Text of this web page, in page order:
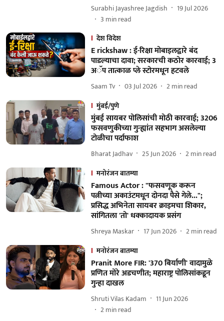
Surabhi Jayashree Jagdish
19 Jul 2026
3 min read
देश विदेश
E rickshaw : ई-रिक्षा मोबाइलद्वारे बंद
पाडल्याचा दावा; सरकारची कठोर कारवाई; 3
अॅप तात्काळ प्ले स्टोरमधून हटवले
Saam Tv 03 Jul 2026 2min read
मुंबई/पुणे
मुंबई सायबर पोलिसांची मोठी कारवाई; 3206
फसवणुकीच्या गुन्ह्यांत सहभाग असलेल्या
टोळीचा पर्दाफाश
Bharat Jadhav 25 Jun 2026 2min read
मनोरंजन बातम्या
Famous Actor : "फसवणूक करून
पत्नीच्या अकाउंटमधून दोनदा पैसे गेले...";
प्रसिद्ध अभिनेता सायबर क्राइमचा शिकार,
सांगितला 'तो' धक्कादायक प्रसंग
Shreya Maskar 17 Jun 2026 2min read
मनोरंजन बातम्या
Pranit More FIR: '370 बिर्याणी' वादामुळे
प्रणित मोरे अडचणीत; महाराष्ट्र पोलिसांकडून
गुन्हा दाखल
Shruti Vilas Kadam
11 Jun 2026
2min read